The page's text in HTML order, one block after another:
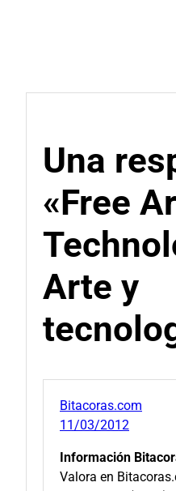
Una
«Free
Arte y
Bitacoras.com
11/03/2012
Información
Valora en